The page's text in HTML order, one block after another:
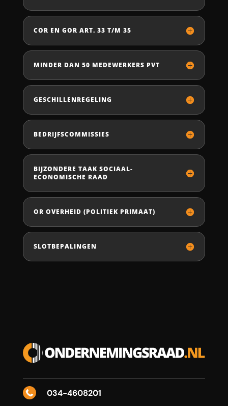
COR EN GOR ART. 33 T/M 35
MINDER DAN 50 MEDEWERKERS PVT
GESCHILLENREGELING
BEDRIJFSCOMMISSIES
BIJZONDERE TAAK SOCIAAL-
ECONOMISCHE RAAD
OR OVERHEID (POLITIEK PRIMAAT)
SLOTBEPALINGEN
 034-4608201